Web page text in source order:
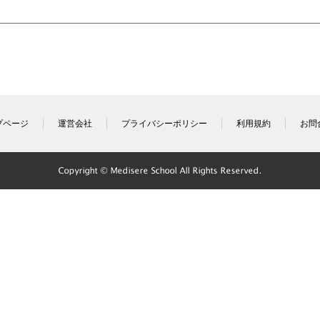
ページ 運営会社 プライバシーポリシー 利用規約 お問